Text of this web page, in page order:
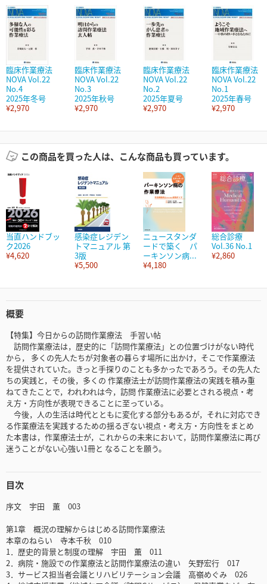
臨床作業療法
NOVA Vol.22
No.4
2025年冬号
¥2,970
臨床作業療法
NOVA Vol.22
No.3
2025年秋号
¥2,970
臨床作業療法
NOVA Vol.22
No.2
2025年夏号
¥2,970
臨床作業療法
NOVA Vol.22
No.1
2025年春号
¥2,970
この商品を買った人は、こんな商品も買っています。
当直ハンドブッ
ク2026
¥4,620
感染症レジデン
トマニュアル 第
3版
¥5,500
ニュースタンダ
ードで築く パ
ーキンソン病...
¥4,180
総合診療
Vol.36 No.1
¥2,860
概要
【特集】今日からの訪問作業療法 手習い帖
訪問作業療法は，歴史的に「訪問作業療法」との位置づけがない時代
から， 多くの先人たちが対象者の暮らす場所に出かけ，そこで作業療法
を提供されていた。きっと手探りのことも多かったであろう。その先人た
ちの実践と，その後，多くの 作業療法士が訪問作業療法の実践を積み重
ねてきたことで，われわれは今，訪問 作業療法に必要とされる視点・考
え方・方向性が表現できることに至っている。
今後，人の生活は時代とともに変化する部分もあるが，それに対応でき
る作業療法を実践するための揺るぎない視点・考え方・方向性をまとめ
た本書は，作業療法士が，これからの未来において，訪問作業療法に再び
迷うことがない心強い1冊と なることを願う。
目次
序文 宇田 薫 003
第1章 概況の理解からはじめる訪問作業療法
本章のねらい 寺本千秋 010
1．歴史的背景と制度の理解 宇田 薫 011
2．病院・施設での作業療法と訪問作業療法の違い 矢野宏行 017
3．サービス担当者会議とリハビリテーション会議 高嶺めぐみ 026